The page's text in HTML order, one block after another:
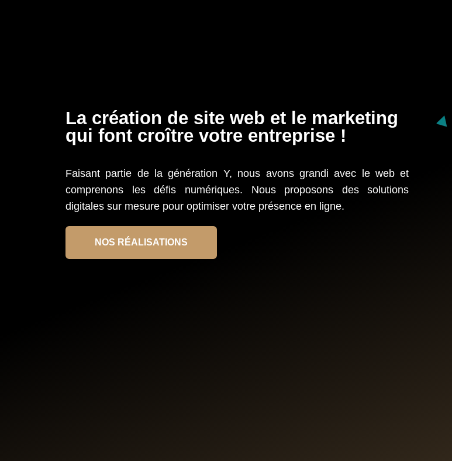
La création de site web et le marketing
qui font croître votre entreprise !
Faisant partie de la génération Y, nous avons grandi avec le web et
comprenons les défis numériques. Nous proposons des solutions
digitales sur mesure pour optimiser votre présence en ligne.
NOS RÉALISATIONS